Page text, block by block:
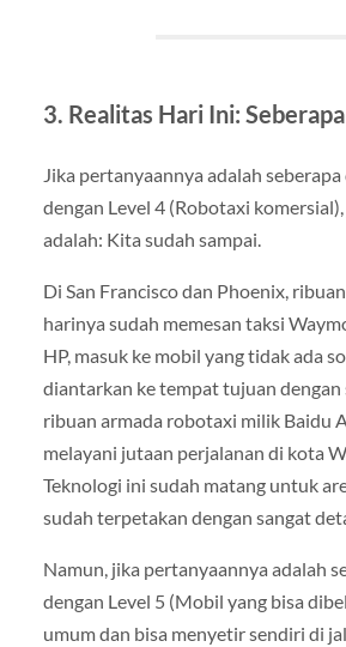
3. Realitas Hari Ini:
Jika pertanyaannya adalah
dengan Level 4 (Robotaxi
adalah: Kita sudah sampai.
Di San Francisco dan Phoenix,
harinya sudah memesan taksi
HP, masuk ke mobil yang tidak ada
diantarkan ke tempat tujuan dengan
ribuan armada robotaxi milik Baidu
melayani jutaan perjalanan di kota
Teknologi ini sudah matang untuk
sudah terpetakan dengan sangat
Namun, jika pertanyaannya adalah
dengan Level 5 (Mobil yang bisa
umum dan bisa menyetir sendiri di